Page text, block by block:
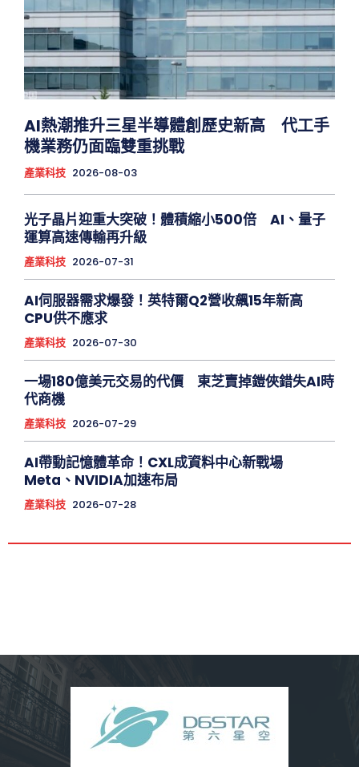
AI熱潮推升三星半導體創歷史新高 代工手
機業務仍面臨雙重挑戰
產業科技 2026-08-03
光子晶片迎重大突破！體積縮小500倍 AI、量子
運算高速傳輸再升級
產業科技 2026-07-31
AI伺服器需求爆發！英特爾Q2營收飆15年新高
CPU供不應求
產業科技 2026-07-30
一場180億美元交易的代價 東芝賣掉鎧俠錯失AI時
代商機
產業科技 2026-07-29
AI帶動記憶體革命！CXL成資料中心新戰場
Meta、NVIDIA加速布局
產業科技 2026-07-28